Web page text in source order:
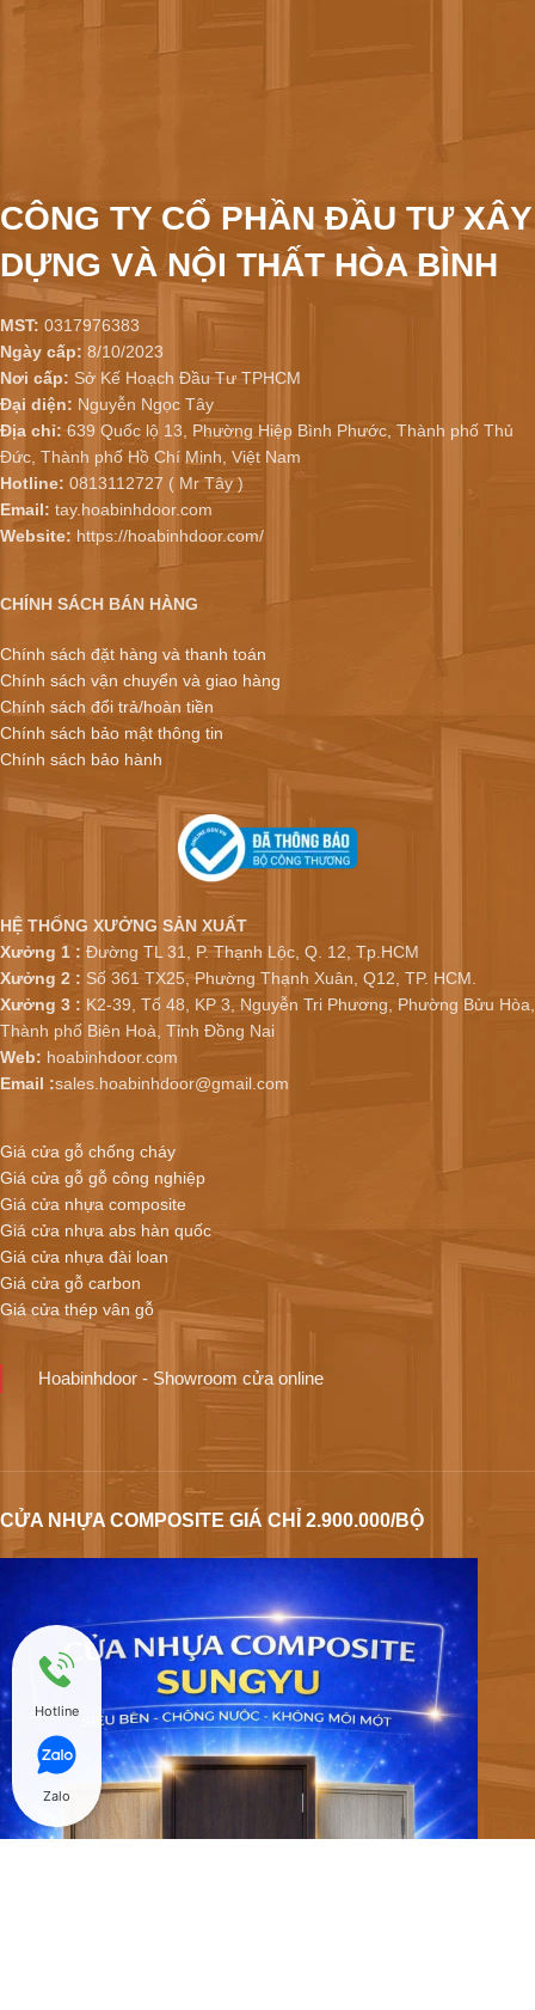
CÔNG TY CỔ PHẦN ĐẦU TƯ XÂY
DỰNG VÀ NỘI THẤT HÒA BÌNH
MST: 0317976383
Ngày cấp: 8/10/2023
Nơi cấp: Sở Kế Hoạch Đầu Tư TPHCM
Đại diện: Nguyễn Ngọc Tây
Địa chỉ: 639 Quốc lộ 13, Phường Hiệp Bình Phước, Thành phố Thủ
Đức, Thành phố Hồ Chí Minh, Việt Nam
Hotline: 0813112727 ( Mr Tây )
Email: tay.hoabinhdoor.com
Website: https://hoabinhdoor.com/
CHÍNH SÁCH BÁN HÀNG
Chính sách đặt hàng và thanh toán
Chính sách vận chuyển và giao hàng
Chính sách đổi trả/hoàn tiền
Chính sách bảo mật thông tin
Chính sách bảo hành
HỆ THỐNG XƯỞNG SẢN XUẤT
Xưởng 1 : Đường TL 31, P. Thạnh Lộc, Q. 12, Tp.HCM
Xưởng 2 : Số 361 TX25, Phường Thạnh Xuân, Q12, TP. HCM.
Xưởng 3 : K2-39, Tổ 48, KP 3, Nguyễn Tri Phương, Phường Bửu Hòa,
Thành phố Biên Hoà, Tỉnh Đồng Nai
Web: hoabinhdoor.com
Email :sales.hoabinhdoor@gmail.com
Giá cửa gỗ chống cháy
Giá cửa gỗ gỗ công nghiệp
Giá cửa nhựa composite
Giá cửa nhựa abs hàn quốc
Giá cửa nhựa đài loan
Giá cửa gỗ carbon
Giá cửa thép vân gỗ
Hoabinhdoor - Showroom cửa online
CỬA NHỰA COMPOSITE GIÁ CHỈ 2.900.000/BỘ
Hotline
Zalo